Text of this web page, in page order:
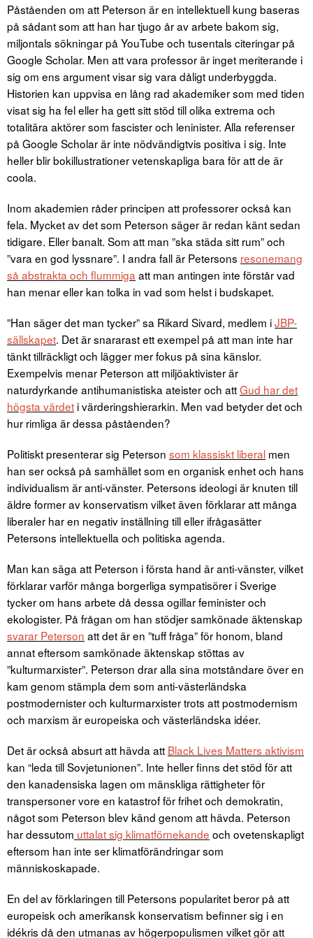
Påståenden om att Peterson är en intellektuell kung baseras
på sådant som att han har tjugo år av arbete bakom sig,
miljontals sökningar på YouTube och tusentals citeringar på
Google Scholar. Men att vara professor är inget meriterande i
sig om ens argument visar sig vara dåligt underbyggda.
Historien kan uppvisa en lång rad akademiker som med tiden
visat sig ha fel eller ha gett sitt stöd till olika extrema och
totalitära aktörer som fascister och leninister. Alla referenser
på Google Scholar är inte nödvändigtvis positiva i sig. Inte
heller blir bokillustrationer vetenskapliga bara för att de är
coola.
Inom akademien råder principen att professorer också kan
fela. Mycket av det som Peterson säger är redan känt sedan
tidigare. Eller banalt. Som att man ”ska städa sitt rum” och
”vara en god lyssnare”. I andra fall är Petersons resonemang
så abstrakta och flummiga att man antingen inte förstår vad
han menar eller kan tolka in vad som helst i budskapet.
”Han säger det man tycker” sa Rikard Sivard, medlem iJBP-
sällskapet. Det är snararast ett exempel på att man inte har
tänkt tillräckligt och lägger mer fokus på sina känslor.
Exempelvis menar Peterson att miljöaktivister är
naturdyrkande antihumanistiska ateister och attGud har det
högsta värdet i värderingshierarkin. Men vad betyder det och
hur rimliga är dessa påståenden?
Politiskt presenterar sig Peterson som klassiskt liberal men
han ser också på samhället som en organisk enhet och hans
individualism är anti-vänster. Petersons ideologi är knuten till
äldre former av konservatism vilket även förklarar att många
liberaler har en negativ inställning till eller ifrågasätter
Petersons intellektuella och politiska agenda.
Man kan säga att Peterson i första hand är anti-vänster, vilket
förklarar varför många borgerliga sympatisörer i Sverige
tycker om hans arbete då dessa ogillar feminister och
ekologister. På frågan om han stödjer samkönade äktenskap
svarar Peterson att det är en ”tuff fråga” för honom, bland
annat eftersom samkönade äktenskap stöttas av
”kulturmarxister”. Peterson drar alla sina motståndare över en
kam genom stämpla dem som anti-västerländska
postmodernister och kulturmarxister trots att postmodernism
och marxism är europeiska och västerländska idéer.
Det är också absurt att hävda att Black Lives Matters aktivism
kan “leda till Sovjetunionen”. Inte heller finns det stöd för att
den kanadensiska lagen om mänskliga rättigheter för
transpersoner vore en katastrof för frihet och demokratin,
något som Peterson blev känd genom att hävda. Peterson
har dessutom uttalat sig klimatförnekande och ovetenskapligt
eftersom han inte ser klimatförändringar som
människoskapade.
En del av förklaringen till Petersons popularitet beror på att
europeisk och amerikansk konservatism befinner sig i en
idékris då den utmanas av högerpopulismen vilket gör att